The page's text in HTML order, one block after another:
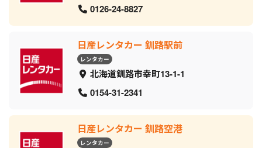
0126-24-8827
日産レンタカー 釧路駅前
レンタカー
北海道釧路市幸町13-1-1
0154-31-2341
日産レンタカー 釧路空港
レンタカー